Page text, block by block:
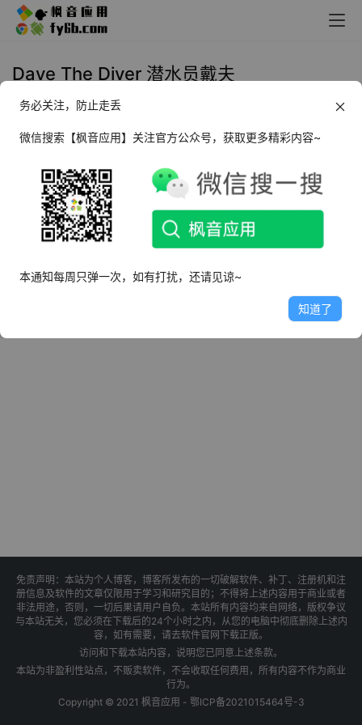
Dave The Diver 潜水员戴夫
Windows Dave The Diver 潜水员
戴夫
2022年12月25日
免责声明：本站为个人博客，博客所发布的一切破解软件、补丁、注册机和注
册信息及软件的文章仅限用于学习和研究目的；不得将上述内容用于商业或者
非法用途，否则，一切后果请用户自负。本站所有内容均来自网络，版权争议
与本站无关，您必须在下载后的24个小时之内，从您的电脑中彻底删除上述内
容，如有需要，请去软件官网下载正版。
访问和下载本站内容，说明您已同意上述条款。
本站为非盈利性站点，不贩卖软件，不会收取任何费用，所有内容不作为商业
行为。
Copyright © 2021 枫音应用 - 鄂ICP备2021015464号-3
务必关注，防止走丢
微信搜索【枫音应用】关注官方公众号，获取更多精彩内容~
本通知每周只弹一次，如有打扰，还请见谅~
知道了